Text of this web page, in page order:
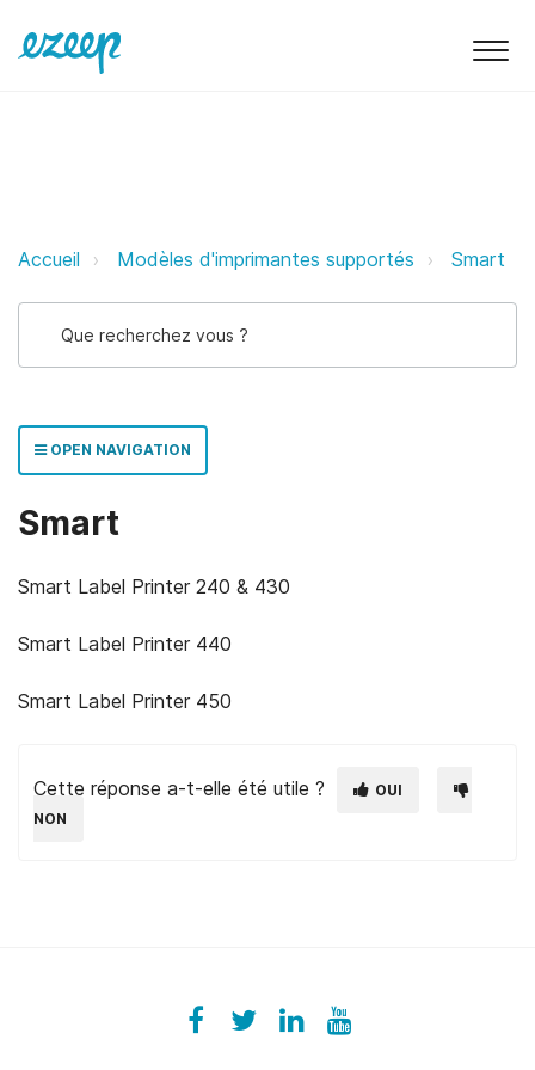
Smart ezeep Support Support
Accueil Modèles d'imprimantes supportés Smart
OPEN NAVIGATION
Smart
Smart Label Printer 240 & 430
Smart Label Printer 440
Smart Label Printer 450
Cette réponse a-t-elle été utile ?
OUI
NON
Facebook
ezeeplive
Twitter
ezeepLinkedIn
ezeepYouTube